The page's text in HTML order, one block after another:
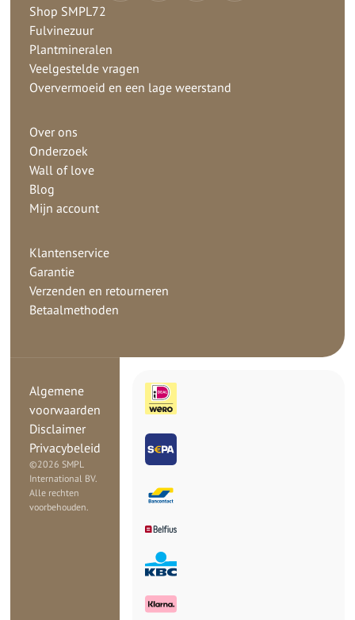
Shop SMPL72
Fulvinezuur
Plantmineralen
Veelgestelde vragen
Oververmoeid en een lage weerstand
Over ons
Onderzoek
Wall of love
Blog
Mijn account
Klantenservice
Garantie
Verzenden en retourneren
Betaalmethoden
Algemene
voorwaarden
Disclaimer
Privacybeleid
©2026 SMPL
International BV.
Alle rechten
voorbehouden.